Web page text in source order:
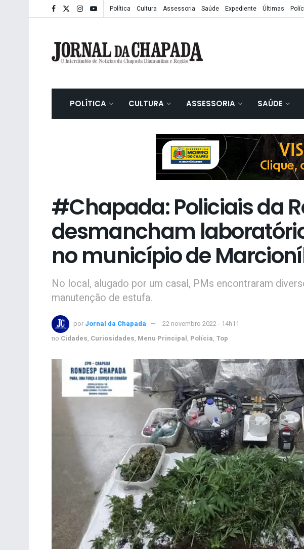
Política Cultura Assessoria Saúde Expediente Últimas
POLÍTICA CULTURA ASSESSORIA SAÚDE
#Chapada: Policiais da
desmancham
no município de
No local, alugado por um casal, PMs encontraram
manutenção de estufa.
por Jornal da Chapada
22 novembro 2022 - 14h11
no Cidades, Curiosidades, Menu Principal, Polícia, Top